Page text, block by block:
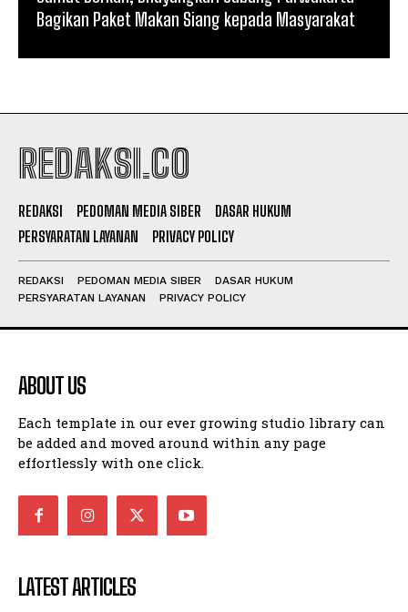
Bagikan Paket Makan Siang kepada Masyarakat
REDAKSI.CO
REDAKSI PEDOMAN MEDIA SIBER
DASAR HUKUM
PERSYARATAN LAYANAN
PRIVACY POLICY
REDAKSI PEDOMAN MEDIA SIBER
DASAR HUKUM
PERSYARATAN LAYANAN
PRIVACY POLICY
ABOUT US
Each template in our ever growing studio library can
be added and moved around within any page
effortlessly with one click.
LATEST ARTICLES